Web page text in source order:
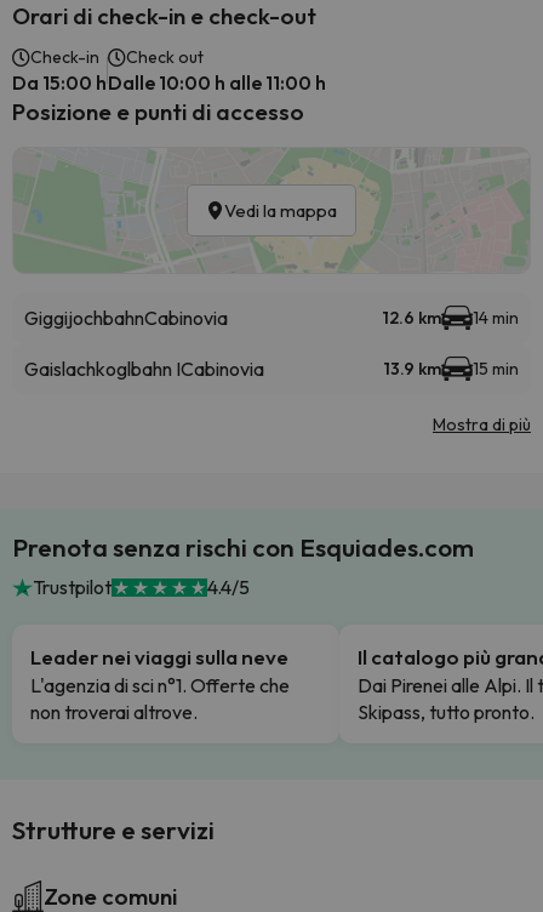
Orari di check-in e check-out
Check-in
Da 15:00 h
Check out
Dalle 10:00 h alle 11:00 h
Posizione e punti di accesso
Vedi la mappa
GiggijochbahnCabinovia 12.6 km 14 min
Gaislachkoglbahn ICabinovia 13.9 km 15 min
Mostra di più
Prenota senza rischi con Esquiades.com
Trustpilot 4.4/5
Leader nei viaggi sulla neve
L'agenzia di sci n°1. Offerte che
non troverai altrove.
Il catalogo più
Dai Pirenei alle Alpi. Il
Skipass, tutto pronto.
Strutture e servizi
Zone comuni